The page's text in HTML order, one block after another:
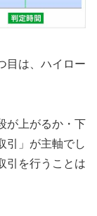
目は、ハイロー
が上がるか・下
引」が主軸でし
引を行うことは